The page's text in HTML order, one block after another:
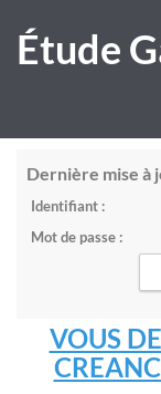
Étude
Dernière mise à
Identifiant :
Mot de passe :
VOUS